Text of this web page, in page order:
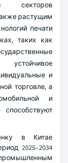
секторов
растущим
печати
таких как
и
торговле, а
и
в Китае
2025–2034